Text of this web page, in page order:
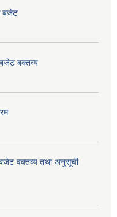
बजेट
बक्तव्य
वक्तव्य तथा अनुसूची